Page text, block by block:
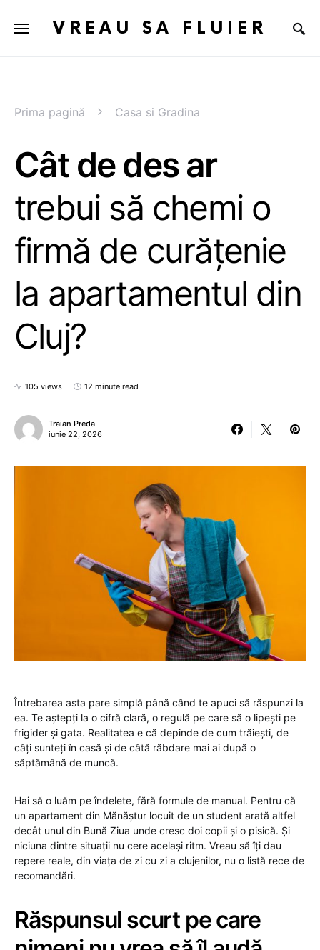
VREAU SA FLUIER
Prima pagină Casa si Gradina
Cât de des ar
trebui să chemi o
firmă de curățenie
la apartamentul din
Cluj?
105 views 12 minute read
Traian Preda
iunie 22, 2026
Întrebarea asta pare simplă până când te apuci să răspunzi la
ea. Te aștepți la o cifră clară, o regulă pe care să o lipești pe
frigider și gata. Realitatea e că depinde de cum trăiești, de
câți sunteți în casă și de câtă răbdare mai ai după o
săptămână de muncă.
Hai să o luăm pe îndelete, fără formule de manual. Pentru că
un apartament din Mănăștur locuit de un student arată altfel
decât unul din Bună Ziua unde cresc doi copii și o pisică. Și
niciuna dintre situații nu cere același ritm. Vreau să îți dau
repere reale, din viața de zi cu zi a clujenilor, nu o listă rece de
recomandări.
Răspunsul scurt pe care